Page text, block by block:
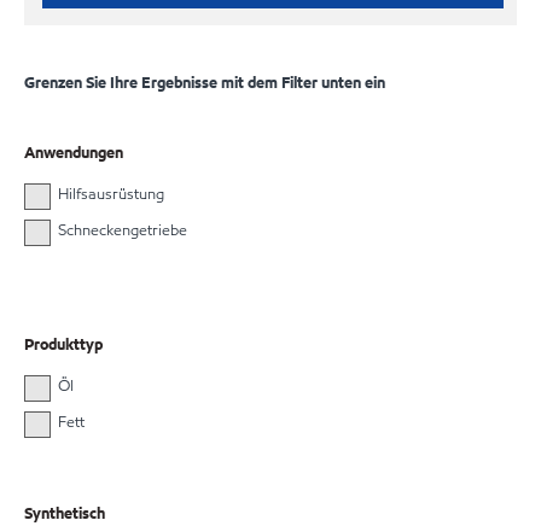
Grenzen Sie Ihre Ergebnisse mit dem Filter unten ein
Anwendungen
Hilfsausrüstung
Schneckengetriebe
Produkttyp
Öl
Fett
Synthetisch